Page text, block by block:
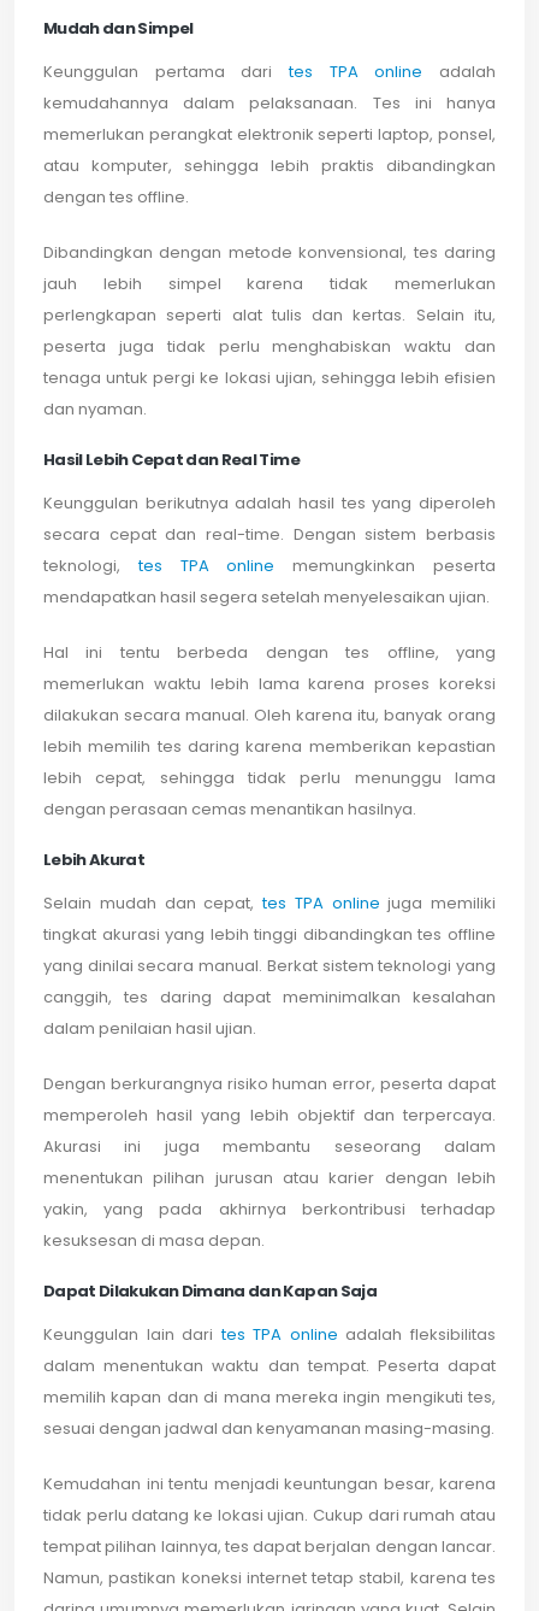
Mudah dan Simpel
Keunggulan pertama darites TPA online adalah
kemudahannya dalam pelaksanaan. Tes ini hanya
memerlukan perangkat elektronik seperti laptop, ponsel,
atau komputer, sehingga lebih praktis dibandingkan
dengan tes offline.
Dibandingkan dengan metode konvensional, tes daring
jauh lebih simpel karena tidak memerlukan
perlengkapan seperti alat tulis dan kertas. Selain itu,
peserta juga tidak perlu menghabiskan waktu dan
tenaga untuk pergi ke lokasi ujian, sehingga lebih efisien
dan nyaman.
Hasil Lebih Cepat dan Real Time
Keunggulan berikutnya adalah hasil tes yang diperoleh
secara cepat dan real-time. Dengan sistem berbasis
teknologi,tes TPA online memungkinkan peserta
mendapatkan hasil segera setelah menyelesaikan ujian.
Hal ini tentu berbeda dengan tes offline, yang
memerlukan waktu lebih lama karena proses koreksi
dilakukan secara manual. Oleh karena itu, banyak orang
lebih memilih tes daring karena memberikan kepastian
lebih cepat, sehingga tidak perlu menunggu lama
dengan perasaan cemas menantikan hasilnya.
Lebih Akurat
Selain mudah dan cepat,tes TPA online juga memiliki
tingkat akurasi yang lebih tinggi dibandingkan tes offline
yang dinilai secara manual. Berkat sistem teknologi yang
canggih, tes daring dapat meminimalkan kesalahan
dalam penilaian hasil ujian.
Dengan berkurangnya risiko human error, peserta dapat
memperoleh hasil yang lebih objektif dan terpercaya.
Akurasi ini juga membantu seseorang dalam
menentukan pilihan jurusan atau karier dengan lebih
yakin, yang pada akhirnya berkontribusi terhadap
kesuksesan di masa depan.
Dapat Dilakukan Dimana dan Kapan Saja
Keunggulan lain darites TPA online adalah fleksibilitas
dalam menentukan waktu dan tempat. Peserta dapat
memilih kapan dan di mana mereka ingin mengikuti tes,
sesuai dengan jadwal dan kenyamanan masing-masing.
Kemudahan ini tentu menjadi keuntungan besar, karena
tidak perlu datang ke lokasi ujian. Cukup dari rumah atau
tempat pilihan lainnya, tes dapat berjalan dengan lancar.
Namun, pastikan koneksi internet tetap stabil, karena tes